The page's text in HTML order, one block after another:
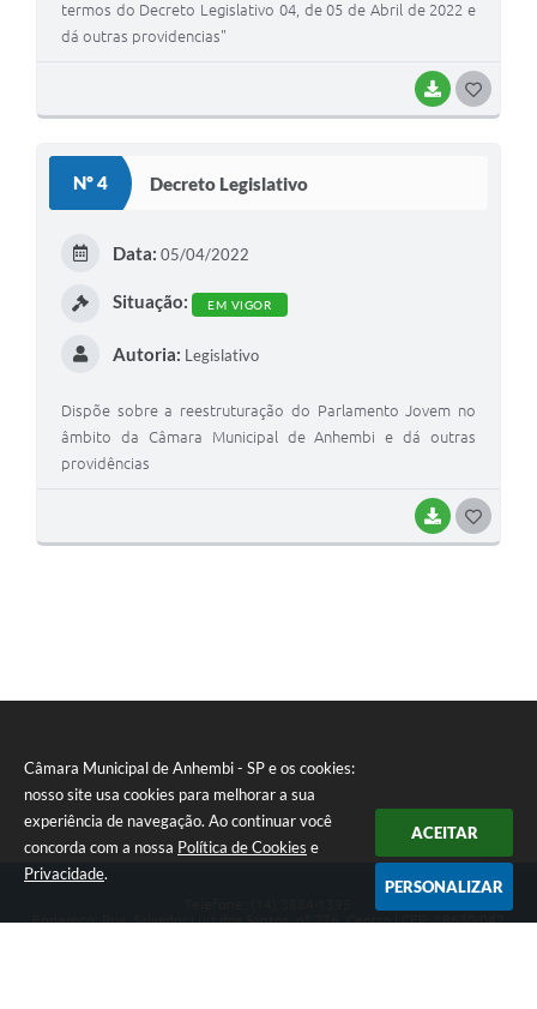
Câmara Municipal de Anhembi - SP e os cookies:
nosso site usa cookies para melhorar a sua
experiência de navegação. Ao continuar você
concorda com a nossa Política de Cookies e
Privacidade.
ACEITAR
PERSONALIZAR
BAIXAR
termos do Decreto Legislativo 04, de 05 de Abril de 2022 e
dá outras providencias"
Nº 4 Decreto Legislativo
BAIXAR
I
Data: 05/04/2022
Situação: EM VIGOR
Autoria: Legislativo
Dispõe sobre a reestruturação do Parlamento Jovem no
âmbito da Câmara Municipal de Anhembi e dá outras
providências
Endereço: Rua: Salvador Luiz dos Santos, nº 776, Centro | CEP: 18630-047